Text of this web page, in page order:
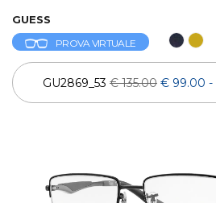
GUESS
PROVA VIRTUALE
GU2869_53 € 135.00 € 99.00 -